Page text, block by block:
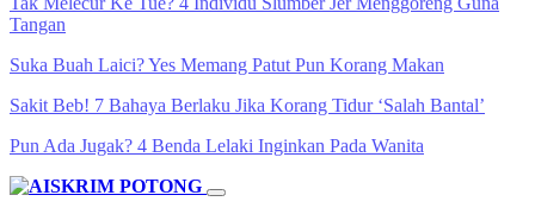
Tangan
Suka Buah Laici? Yes Memang Patut Pun Korang Makan
Sakit Beb! 7 Bahaya Berlaku Jika Korang Tidur ‘Salah Bantal’
Pun Ada Jugak? 4 Benda Lelaki Inginkan Pada Wanita